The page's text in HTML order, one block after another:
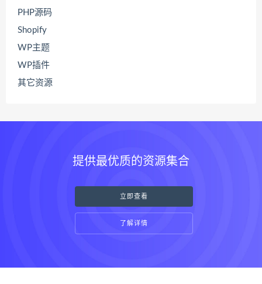
PHP源码
Shopify
WP主题
WP插件
其它资源
提供最优质的资源集合
立即查看
了解详情